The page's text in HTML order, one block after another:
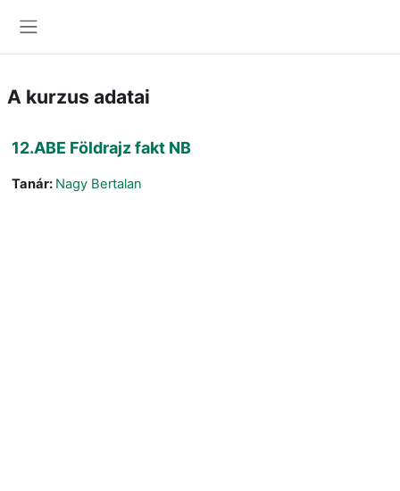
A kurzus adatai
12.ABE Földrajz fakt NB
Tanár: Nagy Bertalan